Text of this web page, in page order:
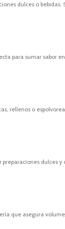
dulces o bebidas.
para sumar sabor
rellenos o
dulces
que asegura